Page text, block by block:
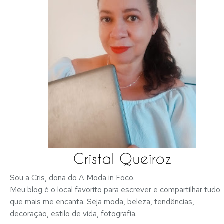
Sou a Cris, dona do A Moda in Foco.
Meu blog é o local favorito para escrever e compartilhar tudo
que mais me encanta. Seja moda, beleza, tendências,
decoração, estilo de vida, fotografia.